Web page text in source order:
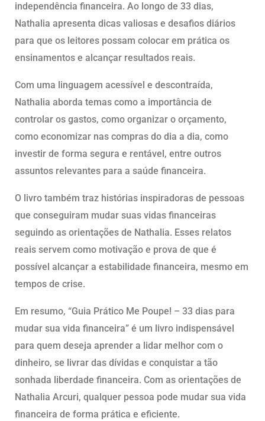
independência financeira. Ao longo de 33 dias,
Nathalia apresenta dicas valiosas e desafios diários
para que os leitores possam colocar em prática os
ensinamentos e alcançar resultados reais.
Com uma linguagem acessível e descontraída,
Nathalia aborda temas como a importância de
controlar os gastos, como organizar o orçamento,
como economizar nas compras do dia a dia, como
investir de forma segura e rentável, entre outros
assuntos relevantes para a saúde financeira.
O livro também traz histórias inspiradoras de pessoas
que conseguiram mudar suas vidas financeiras
seguindo as orientações de Nathalia. Esses relatos
reais servem como motivação e prova de que é
possível alcançar a estabilidade financeira, mesmo em
tempos de crise.
Em resumo, “Guia Prático Me Poupe! – 33 dias para
mudar sua vida financeira” é um livro indispensável
para quem deseja aprender a lidar melhor com o
dinheiro, se livrar das dívidas e conquistar a tão
sonhada liberdade financeira. Com as orientações de
Nathalia Arcuri, qualquer pessoa pode mudar sua vida
financeira de forma prática e eficiente.